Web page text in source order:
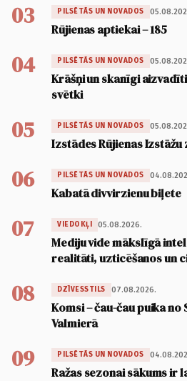
03 PILSĒTĀS UN NOVADOS
Rūjienas aptiekai – 185
04 PILSĒTĀS UN NOVADOS
Krāšņi un skanīgi
svētki
05 PILSĒTĀS UN NOVADOS
Izstādes Rūjienas Izstāžu
06 PILSĒTĀS UN NOVADOS
Kabatā divvirzienu biļete
07 VIEDOKĻI 05.08.2026.
Mediju vide mākslīgā
realitāti, uzticēšanos un
08 DZĪVESSTILS 07.08.2026.
Komsi – čau-čau puika no
Valmierā
09 PILSĒTĀS UN NOVADOS
Ražas sezonai sākums ir